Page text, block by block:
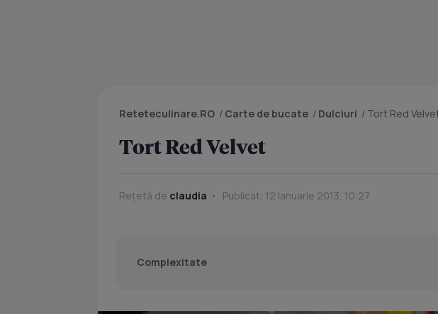
Reteteculinare.RO / Carte de bucate / Dulciuri / Tort Red
Tort Red Velvet
Rețetă de claudia Publicat: 12 Ianuarie 2013, 10:27
Complexitate